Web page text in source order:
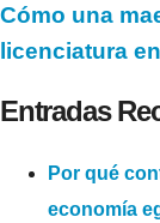
Cómo una
licenciatura
Entradas
Por qué
economía